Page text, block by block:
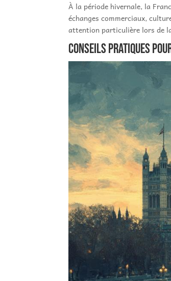
À la période hivernale, la
échanges commerciaux,
attention particulière lors de
Conseils pratiques